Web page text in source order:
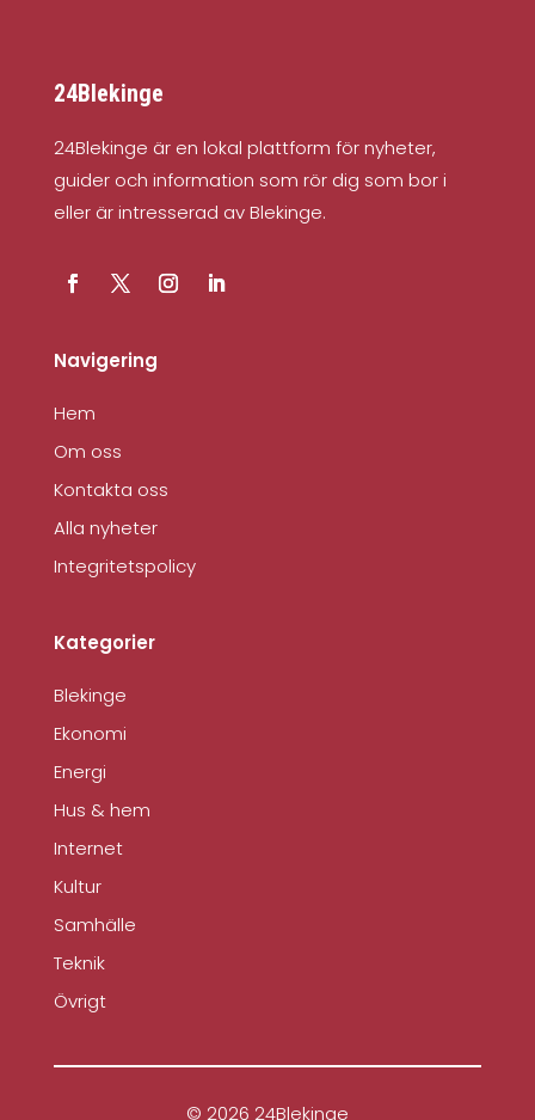
24Blekinge
24Blekinge är en lokal plattform för nyheter,
guider och information som rör dig som bor i
eller är intresserad av Blekinge.
Navigering
Hem
Om oss
Kontakta oss
Alla nyheter
Integritetspolicy
Kategorier
Blekinge
Ekonomi
Energi
Hus & hem
Internet
Kultur
Samhälle
Teknik
Övrigt
© 2026 24Blekinge